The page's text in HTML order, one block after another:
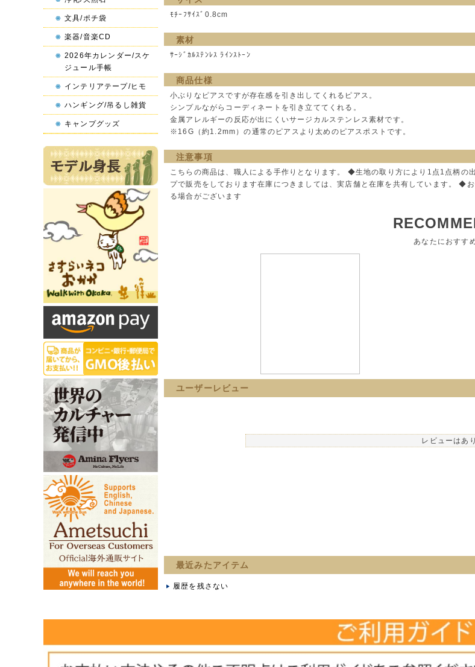
ﾓﾁｰﾌｻｲｽﾞ0.8cm
素材
ｻｰｼﾞｶﾙｽﾃﾝﾚｽ ﾗｲﾝｽﾄｰﾝ
商品仕様
小ぶりなピアスですが存在感を引き出してくれるピアス。
シンプルながらコーディネートを引き立ててくれる。
金属アレルギーの反応が出にくいサージカルステンレス素材です。
※16G（約1.2mm）の通常のピアスより太めのピアスポストです。
注意事項
こちらの商品は、職人による手作りとなります。 ◆生地の取り方により1点1点柄
プで販売をしております在庫につきましては、実店舗と在庫を共有しています。 ◆
る場合がございます
あなたにおすす
ユーザーレビュー
レビューはあ
最近みたアイテム
履歴を残さない
文具/ポチ袋
楽器/音楽CD
2026年カレンダー/スケ
ジュール手帳
インテリアテープ/ヒモ
ハンギング/吊るし雑貨
キャンプグッズ